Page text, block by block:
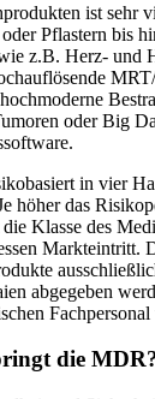
ist sehr
Pflastern bis
z.B. Herz- und
oder Big
in vier
höher das
Klasse des
Markteintritt.
abgegeben
die